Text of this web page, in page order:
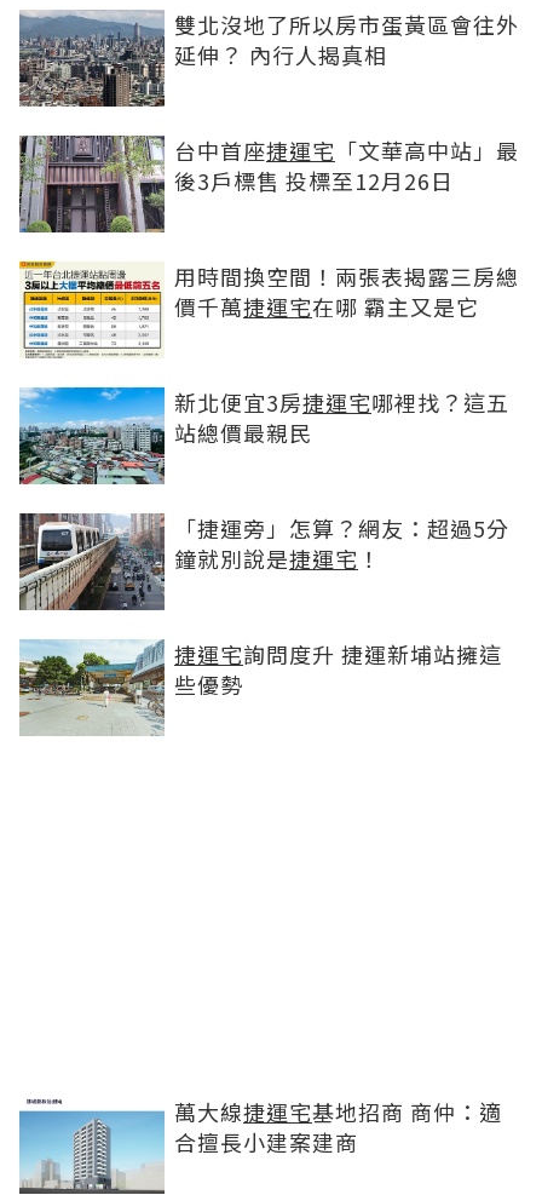
雙北沒地了所以房市蛋黃區會往外
延伸？ 內行人揭真相
台中首座捷運宅 「文華高中站」最
後3戶標售 投標至12月26日
用時間換空間！兩張表揭露三房總
價千萬捷運宅在哪 霸主又是它
新北便宜3房捷運宅哪裡找？這五
站總價最親民
「捷運旁」怎算？網友：超過5分
鐘就別說是捷運宅 ！
捷運宅詢問度升 捷運新埔站擁這
些優勢
萬大線捷運宅基地招商 商仲：適
合擅長小建案建商